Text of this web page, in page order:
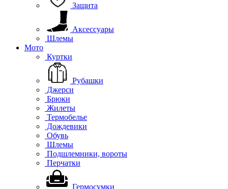
Защита
Аксессуары
Шлемы
Мото
Куртки
Рубашки
Джерси
Брюки
Жилеты
Термобелье
Дождевики
Обувь
Шлемы
Подшлемники, вороты
Перчатки
Гермосумки